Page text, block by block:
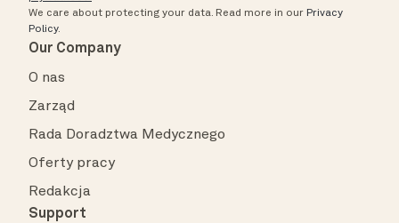
We care about protecting your data. Read more in our Privacy
Policy.
Our Company
O nas
Zarząd
Rada Doradztwa Medycznego
Oferty pracy
Redakcja
Support